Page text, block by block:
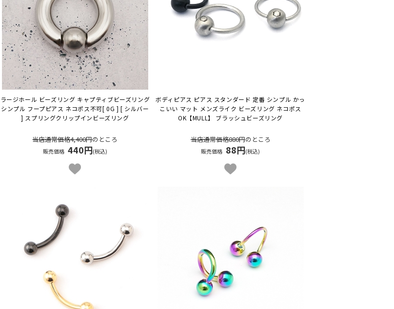
ラージホール ビーズリング キャプティブビーズリング
シンプル フープピアス ネコポス不可[ 0G ] [ シルバー
] スプリングクリップインビーズリング
当店通常価格4,400円のところ
販売価格 440円(税込)
ボディピアス ピアス スタンダード 定番 シンプル かっ
こいい マット メンズライク ビーズリング ネコポス
OK 【MULL】 ブラッシュビーズリング
当店通常価格880円のところ
販売価格 88円(税込)